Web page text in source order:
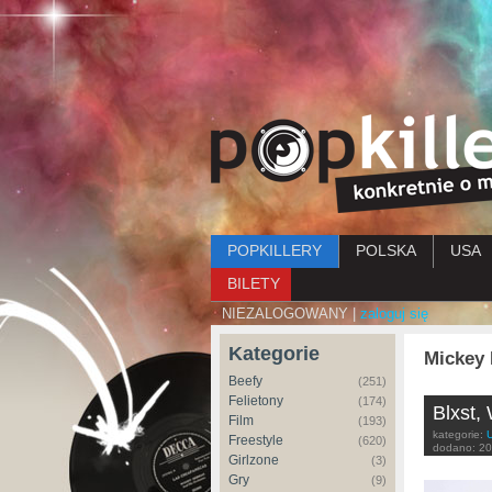
Menu główne
POPKILLERY POLSKA USA
BILETY
NIEZALOGOWANY | zaloguj się
Kategorie
Beefy (251)
Felietony (174)
Film (193)
Freestyle (620)
Girlzone (3)
Gry (9)
Mickey
Blxst,
kategorie:
dodano: